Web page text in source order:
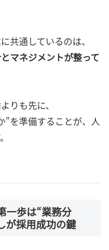
共通しているのは、
マネジメントが整って
りも先に、
”を準備することが、人
一歩は“業務分
が採用成功の鍵